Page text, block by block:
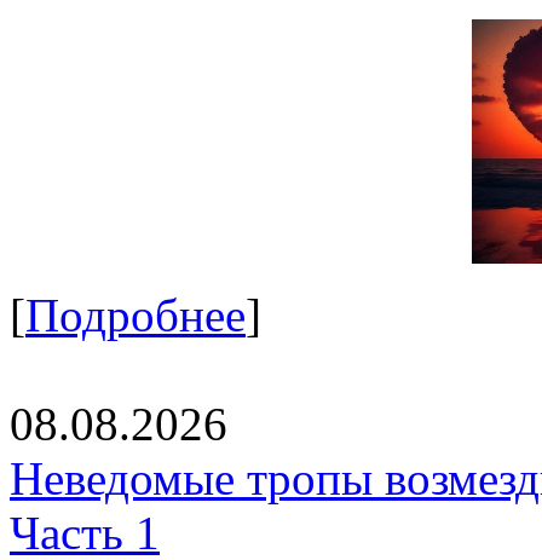
[Подробнее]
08.08.2026
Неведомые тропы
Часть 1